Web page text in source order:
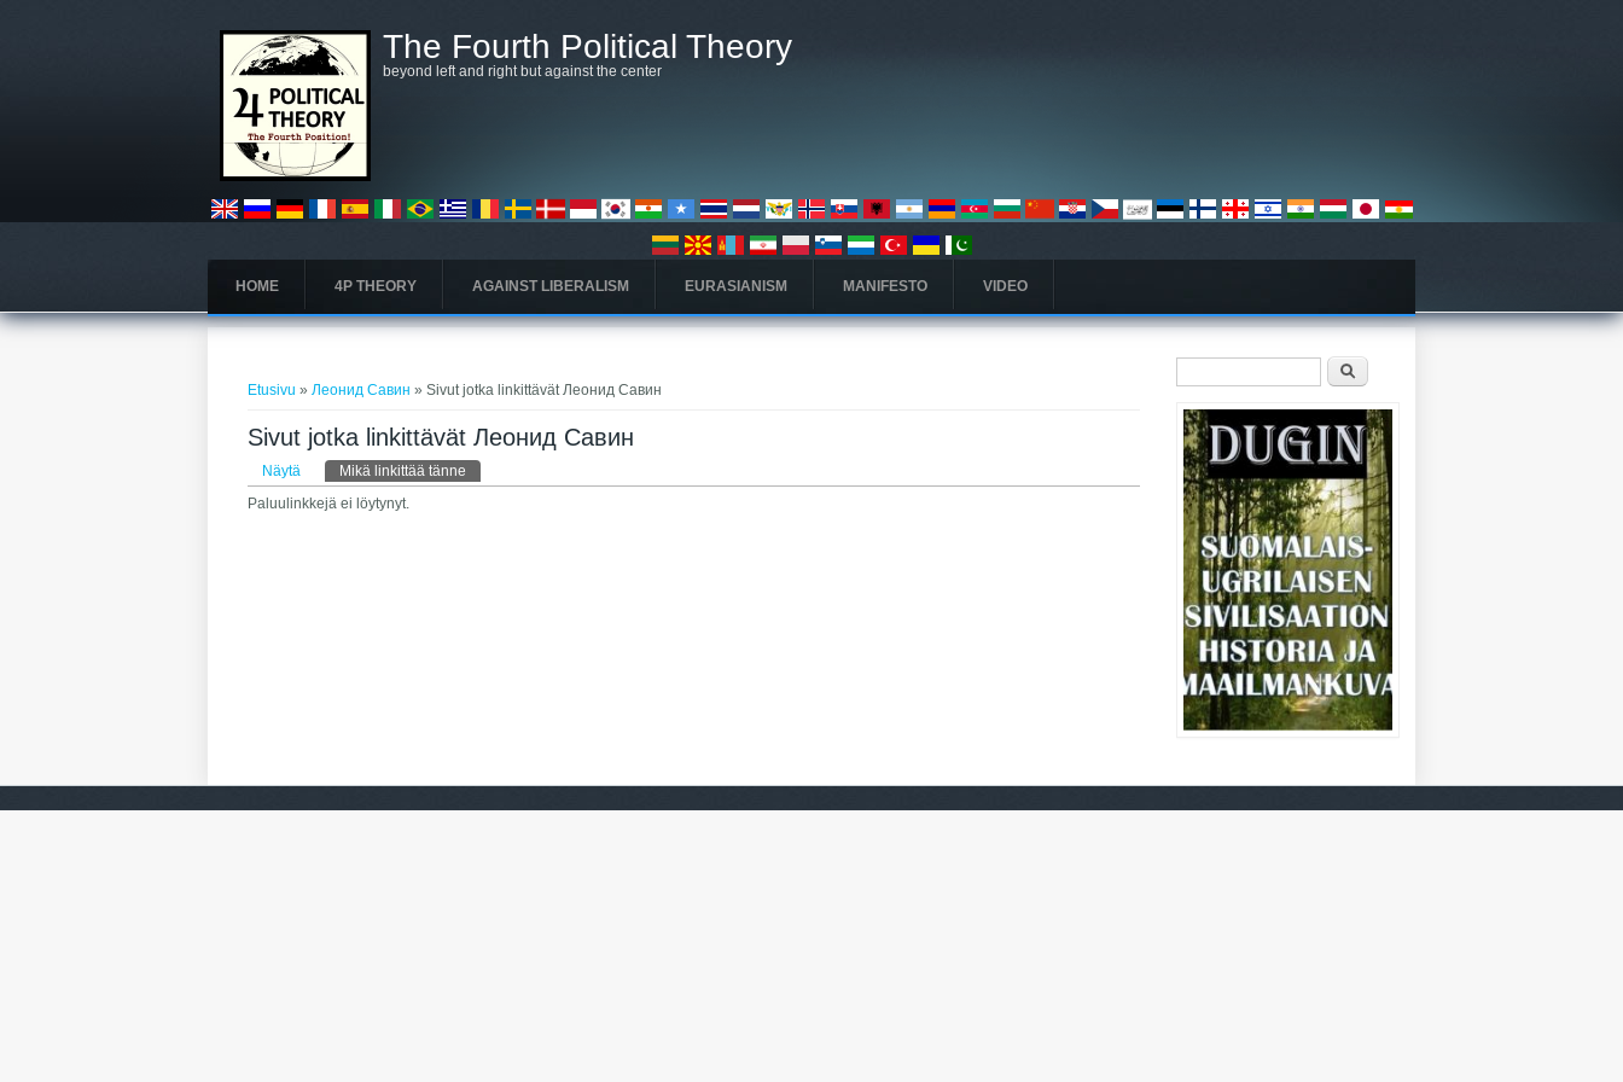
The Fourth Political Theory
beyond left and right but against the center
HOME 4P THEORY AGAINST LIBERALISM EURASIANISM MANIFESTO VIDEO
Etusivu »Леонид Савин» Sivut jotka linkittävät Леонид Савин
Sivut jotka linkittävät Леонид Савин
Ensisijaiset välilehdet
Näytä Mikä linkittää tänne
Paluulinkkejä ei löytynyt.
Hakulomake